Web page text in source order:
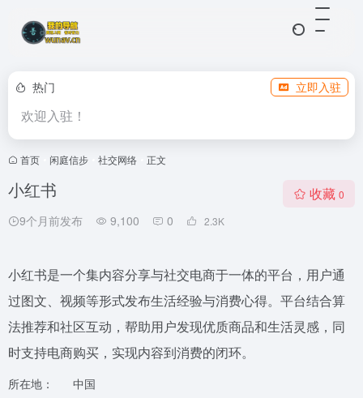
热门 立即入驻
欢迎入驻！
首页 闲庭信步 社交网络 正文
小红书
9个月前发布 9,100 0 2.3K
收藏 0
小红书是一个集内容分享与社交电商于一体的平台，用户通
过图文、视频等形式发布生活经验与消费心得。平台结合算
法推荐和社区互动，帮助用户发现优质商品和生活灵感，同
时支持电商购买，实现内容到消费的闭环。
所在地：
中国